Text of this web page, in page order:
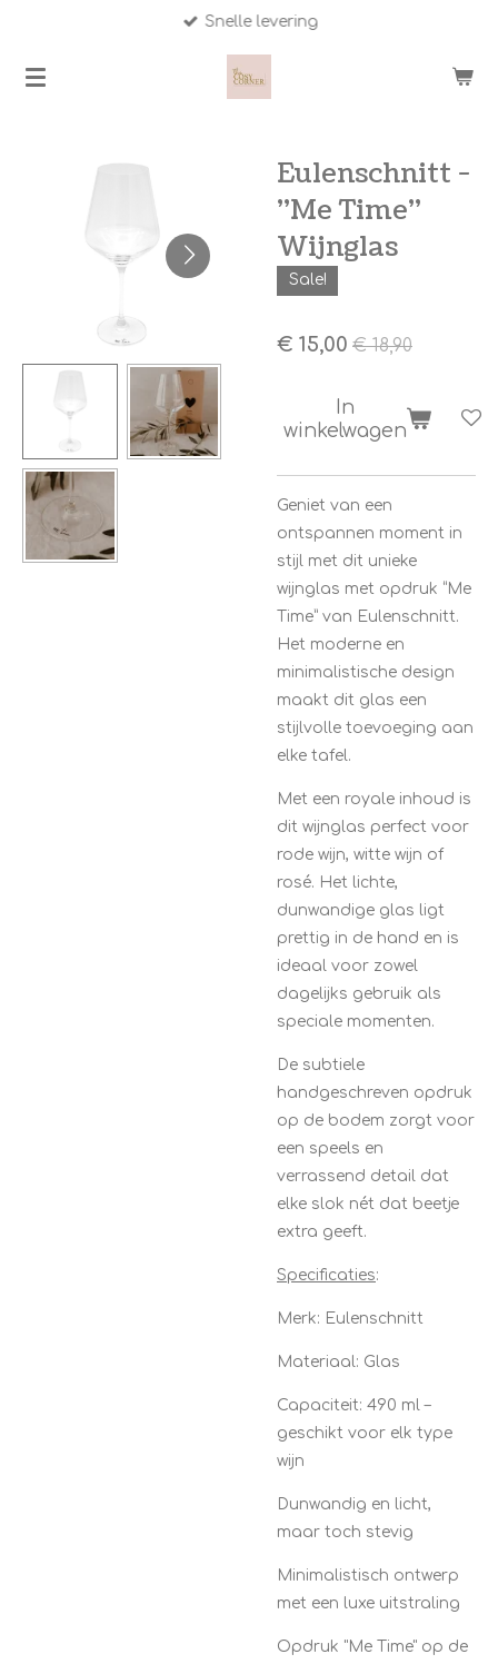
naar
Snelle levering
Eulenschnitt -
"Me Time"
Wijnglas
Sale!
€ 15,00 € 18,90
In
winkelwagen
Geniet van een
ontspannen moment in
stijl met dit unieke
wijnglas met opdruk “Me
Time” van Eulenschnitt.
Het moderne en
minimalistische design
maakt dit glas een
stijlvolle toevoeging aan
elke tafel.
Met een royale inhoud is
dit wijnglas perfect voor
rode wijn, witte wijn of
rosé. Het lichte,
dunwandige glas ligt
prettig in de hand en is
ideaal voor zowel
dagelijks gebruik als
speciale momenten.
De subtiele
handgeschreven opdruk
op de bodem zorgt voor
een speels en
verrassend detail dat
elke slok nét dat beetje
extra geeft.
Specificaties:
Merk: Eulenschnitt
Materiaal: Glas
Capaciteit: 490 ml –
geschikt voor elk type
wijn
Dunwandig en licht,
maar toch stevig
Minimalistisch ontwerp
met een luxe uitstraling
Opdruk "Me Time" op de